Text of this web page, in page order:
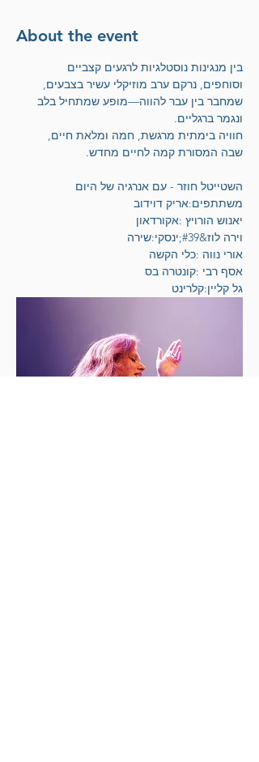
About the event
בין מנגינות נוסטלגיות לרגעים קצביים
וסוחפים, נרקם ערב מוזיקלי עשיר בצבעים,
שמחבר בין עבר להווה—מופע שמתחיל בלב
ונגמר ברגליים.
חוויה בימתית מרגשת, חמה ומלאת חיים,
שבה המסורת קמה לחיים מחדש.
השטייטל חוזר - עם אנרגיה של היום
משתתפים:אריק דוידוב
יאנוש הורויץ :אקורדאון
וירה לוז&#39;ינסקי:שירה
אורי נווה :כלי הקשה
אסף רבי :קונטרה בס
גל קליין:קלרינט